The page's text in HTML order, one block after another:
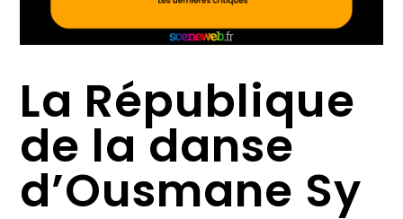
La République
de la danse
d’Ousmane Sy